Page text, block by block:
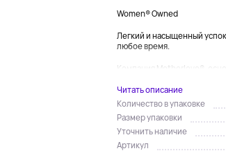
Women® Owned
Легкий и насыщенный
любое время.
Компания Motherlove®,
Читать описание
Количество в упаковке
Размер упаковки
Уточнить наличие
Артикул